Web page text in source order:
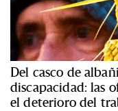
Del casco de
discapacidad: las
el deterioro del